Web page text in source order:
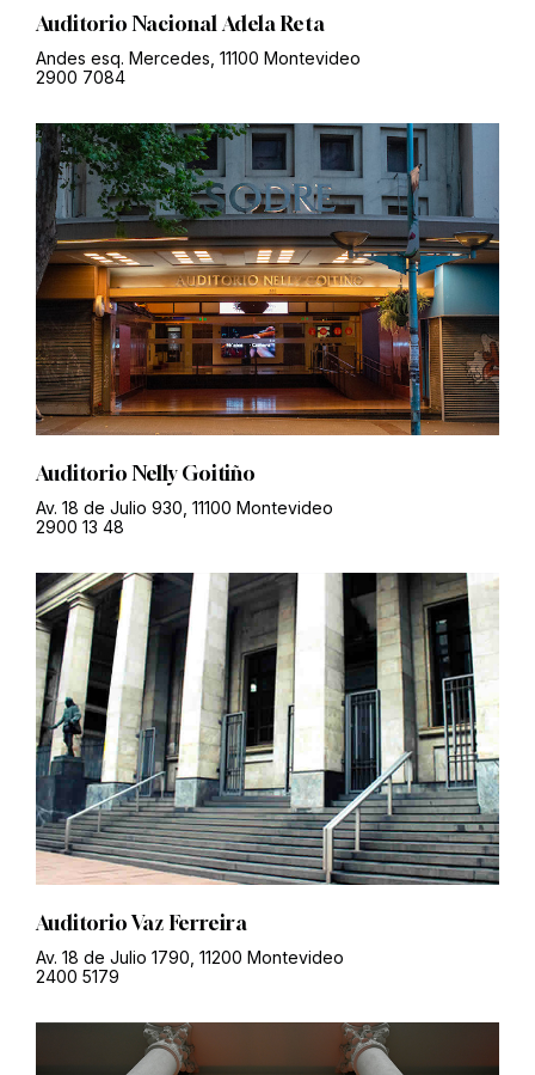
Auditorio Nacional Adela Reta
Andes esq. Mercedes, 11100 Montevideo
2900 7084
Auditorio Nelly Goitiño
Av. 18 de Julio 930, 11100 Montevideo
2900 13 48
Auditorio Vaz Ferreira
Av. 18 de Julio 1790, 11200 Montevideo
2400 5179